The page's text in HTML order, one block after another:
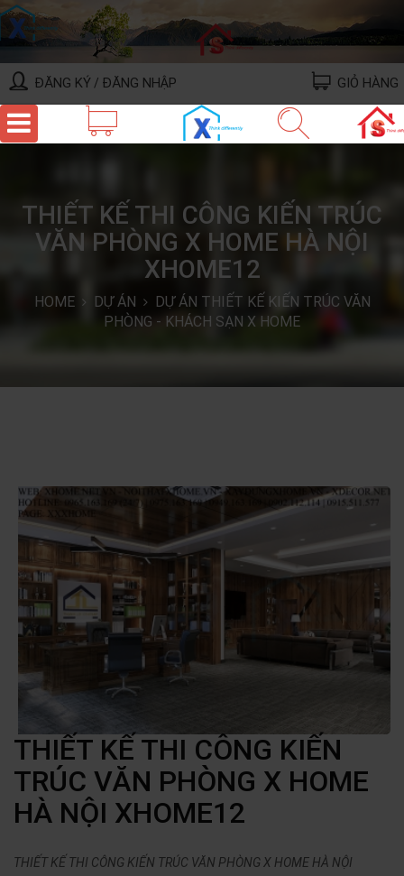
ĐĂNG KÝ / ĐĂNG NHẬP GIỎ HÀNG
THIẾT KẾ THI CÔNG KIẾN TRÚC
VĂN PHÒNG X HOME HÀ NỘI
XHOME12
HOME DỰ ÁN
DỰ ÁN THIẾT KẾ KIẾN TRÚC VĂN
PHÒNG - KHÁCH SẠN X HOME
THIẾT KẾ THI CÔNG KIẾN
TRÚC VĂN PHÒNG X HOME
HÀ NỘI XHOME12
THIẾT KẾ THI CÔNG KIẾN TRÚC VĂN PHÒNG X HOME HÀ NỘI